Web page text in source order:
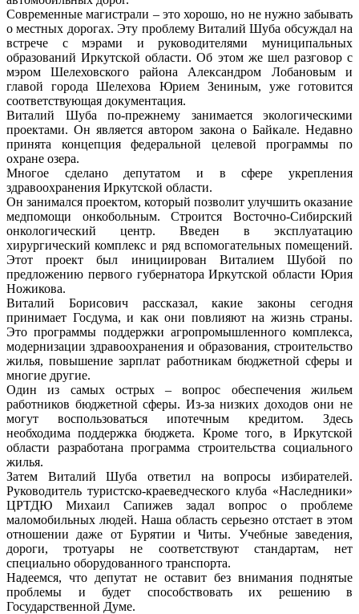
Современные магистрали – это хорошо, но не нужно забывать
о местных дорогах. Эту проблему Виталий Шуба обсуждал на
встрече с мэрами и руководителями муниципальных
образований Иркутской области. Об этом же шел разговор с
мэром Шелеховского района Александром Лобановым и
главой города Шелехова Юрием Зениным, уже готовится
соответствующая документация.
Виталий Шуба по-прежнему занимается экологическими
проектами. Он является автором закона о Байкале. Недавно
принята концепция федеральной целевой программы по
охране озера.
Многое сделано депутатом и в сфере укрепления
здравоохранения Иркутской области.
Он занимался проектом, который позволит улучшить оказание
медпомощи онкобольным. Строится Восточно-Сибирский
онкологический центр. Введен в эксплуатацию
хирургический комплекс и ряд вспомогательных помещений.
Этот проект был инициирован Виталием Шубой по
предложению первого губернатора Иркутской области Юрия
Ножикова.
Виталий Борисович рассказал, какие законы сегодня
принимает Госдума, и как они повлияют на жизнь страны.
Это программы поддержки агропромышленного комплекса,
модернизации здравоохранения и образования, строительство
жилья, повышение зарплат работникам бюджетной сферы и
многие другие.
Один из самых острых – вопрос обеспечения жильем
работников бюджетной сферы. Из-за низких доходов они не
могут воспользоваться ипотечным кредитом. Здесь
необходима поддержка бюджета. Кроме того, в Иркутской
области разработана программа строительства социального
жилья.
Затем Виталий Шуба ответил на вопросы избирателей.
Руководитель туристско-краеведческого клуба «Наследники»
ЦРТДЮ Михаил Сапижев задал вопрос о проблеме
маломобильных людей. Наша область серьезно отстает в этом
отношении даже от Бурятии и Читы. Учебные заведения,
дороги, тротуары не соответствуют стандартам, нет
специально оборудованного транспорта.
Надеемся, что депутат не оставит без внимания поднятые
проблемы и будет способствовать их решению в
Государственной Думе.